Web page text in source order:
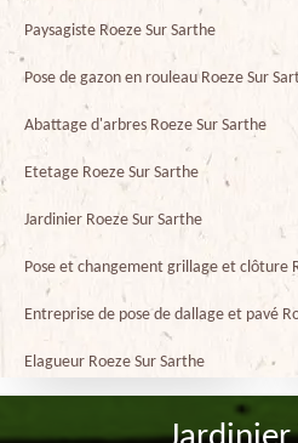
Paysagiste Roeze Sur Sarthe
Pose de gazon en rouleau Roeze Sur
Abattage d'arbres Roeze Sur Sarthe
Etetage Roeze Sur Sarthe
Jardinier Roeze Sur Sarthe
Pose et changement grillage et clôture
Entreprise de pose de dallage et pavé
Elagueur Roeze Sur Sarthe